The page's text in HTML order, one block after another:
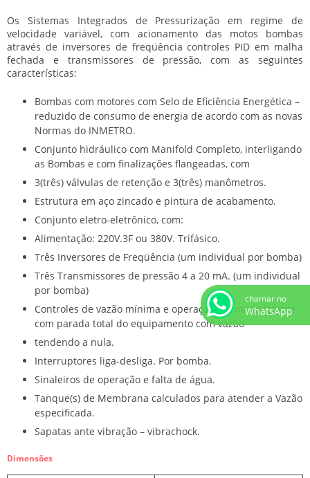
Os Sistemas Integrados de Pressurização em regime de
velocidade variável, com acionamento das motos bombas
através de inversores de freqüência controles PID em malha
fechada e transmissores de pressão, com as seguintes
características:
Bombas com motores com Selo de Eficiência Energética –
reduzido de consumo de energia de acordo com as novas
Normas do INMETRO.
Conjunto hidráulico com Manifold Completo, interligando
as Bombas e com finalizações flangeadas, com
3(três) válvulas de retenção e 3(três) manômetros.
Estrutura em aço zincado e pintura de acabamento.
Conjunto eletro-eletrônico, com:
Alimentação: 220V.3F ou 380V. Trifásico.
Três Inversores de Freqüência (um individual por bomba)
Três Transmissores de pressão 4 a 20 mA. (um individual
por bomba)
Controles de vazão mínima e operação em modo latente,
com parada total do equipamento com vazão
tendendo a nula.
Interruptores liga-desliga. Por bomba.
Sinaleiros de operação e falta de água.
Tanque(s) de Membrana calculados para atender a Vazão
especificada.
Sapatas ante vibração – vibrachock.
Dimensões
chamar no
WhatsApp